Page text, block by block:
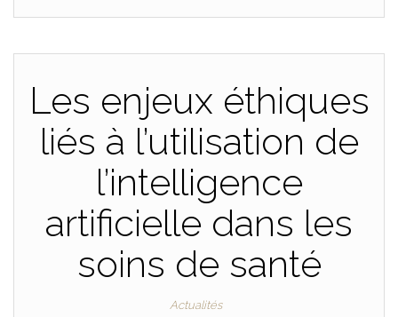
Les enjeux éthiques
liés à l’utilisation de
l’intelligence
artificielle dans les
soins de santé
Actualités